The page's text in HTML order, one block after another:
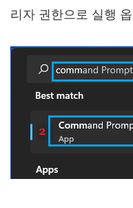
리자 권한으로 실행